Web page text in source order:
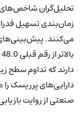
تحلیل‌گران شاخص‌های
زمان‌بندی تسهیل
دارایی‌های پرریسک را
صنعتی از روایت